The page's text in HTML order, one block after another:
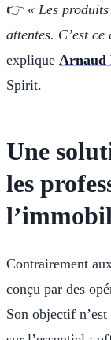
👉 « Les
attentes. C’est
explique Arnaud
Spirit.
Une
les
Contrairement
conçu par des
Son objectif